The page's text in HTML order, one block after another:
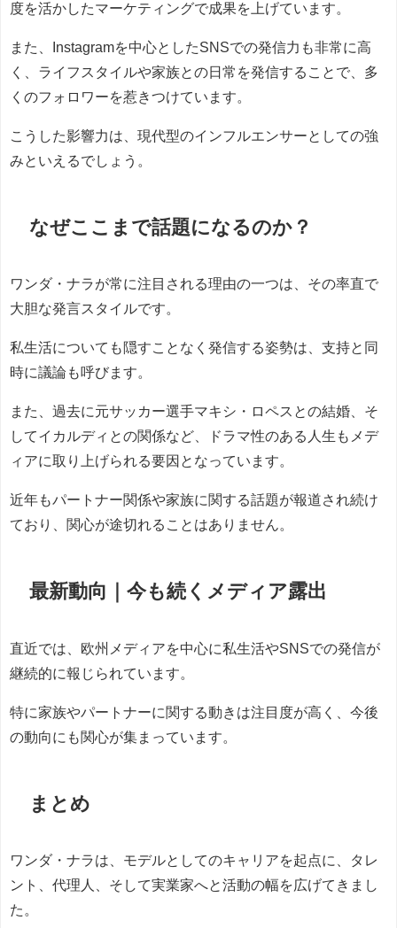
度を活かしたマーケティングで成果を上げています。
また、Instagramを中心としたSNSでの発信力も非常に高
く、ライフスタイルや家族との日常を発信することで、多
くのフォロワーを惹きつけています。
こうした影響力は、現代型のインフルエンサーとしての強
みといえるでしょう。
なぜここまで話題になるのか？
ワンダ・ナラが常に注目される理由の一つは、その率直で
大胆な発言スタイルです。
私生活についても隠すことなく発信する姿勢は、支持と同
時に議論も呼びます。
また、過去に元サッカー選手マキシ・ロペスとの結婚、そ
してイカルディとの関係など、ドラマ性のある人生もメデ
ィアに取り上げられる要因となっています。
近年もパートナー関係や家族に関する話題が報道され続け
ており、関心が途切れることはありません。
最新動向｜今も続くメディア露出
直近では、欧州メディアを中心に私生活やSNSでの発信が
継続的に報じられています。
特に家族やパートナーに関する動きは注目度が高く、今後
の動向にも関心が集まっています。
まとめ
ワンダ・ナラは、モデルとしてのキャリアを起点に、タレ
ント、代理人、そして実業家へと活動の幅を広げてきまし
た。